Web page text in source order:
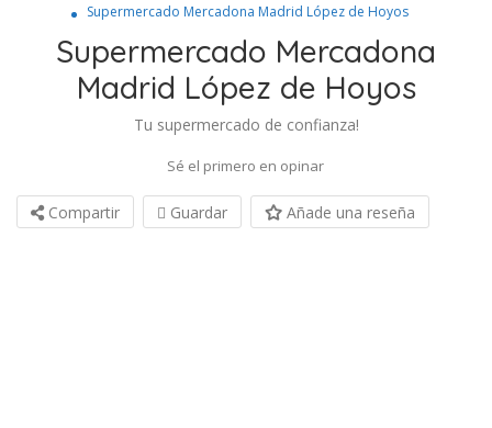
Supermercado Mercadona Madrid López de Hoyos
Supermercado Mercadona
Madrid López de Hoyos
Tu supermercado de confianza!
Sé el primero en opinar
Compartir Guardar Añade una reseña